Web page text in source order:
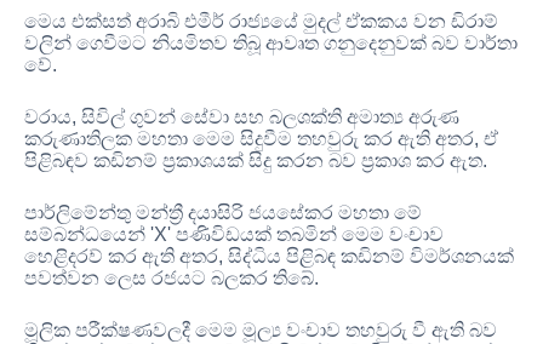
මෙය එක්සත් අරාබි එමීර් රාජ්‍යයේ මුදල් ඒකකය වන ඩිරාම්
වලින් ගෙවීමට නියමිතව තිබූ ආවෘත ගනුදෙනුවක් බව වාර්තා
වේ.
වරාය, සිවිල් ගුවන් සේවා සහ බලශක්ති අමාත්‍ය අරුණ
කරුණාතිලක මහතා මෙම සිදුවීම තහවුරු කර ඇති අතර, ඒ
පිළිබඳව කඩිනම් ප්‍රකාශයක් සිදු කරන බව ප්‍රකාශ කර ඇත.
පාර්ලිමේන්තු මන්ත්‍රී දයාසිරි ජයසේකර මහතා මේ
සම්බන්ධයෙන් 'X' පණිවිඩයක් තබමින් මෙම වංචාව
හෙළිදරව් කර ඇති අතර, සිද්ධිය පිළිබඳ කඩිනම් විමර්ශනයක්
පවත්වන ලෙස රජයට බලකර තිබේ.
මූලික පරීක්ෂණවලදී මෙම මූල්‍ය වංචාව තහවුරු වී ඇති බව